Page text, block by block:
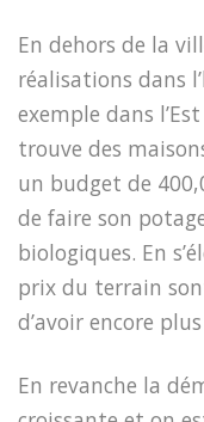
En dehors de la
réalisations dans
exemple dans
trouve des
un budget de
de faire son
biologiques. En
prix du terrain
d’avoir encore plus
En revanche la